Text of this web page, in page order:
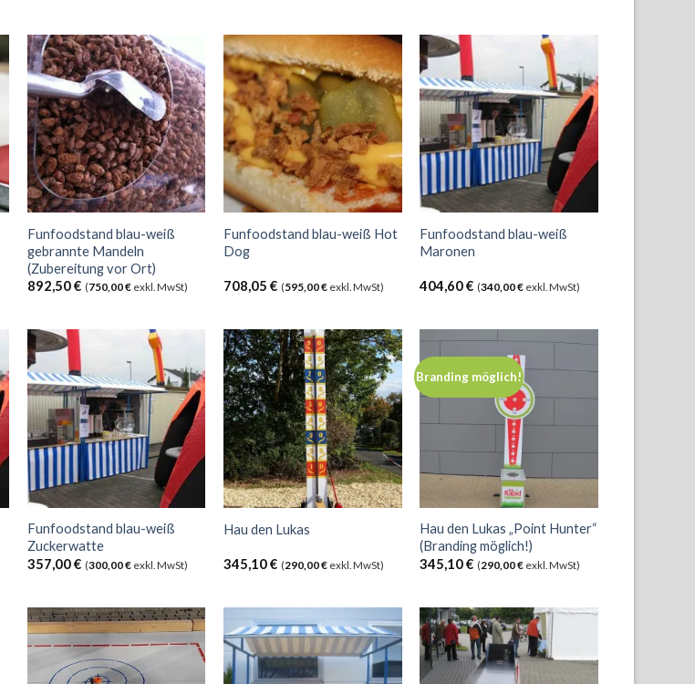
Funfoodstand blau-weiß
gebrannte Mandeln
(Zubereitung vor Ort)
892,50€ (750,00€exkl. MwSt)
Funfoodstand blau-weiß Hot
Dog
708,05 € (595,00€exkl. MwSt)
Funfoodstand blau-weiß
Maronen
404,60€ (340,00€ exkl. MwSt)
Funfoodstand blau-weiß
Zuckerwatte
357,00€ (300,00€exkl. MwSt)
Hau den Lukas
345,10€ (290,00€exkl. MwSt)
Branding möglich!
Hau den Lukas „Point Hunter“
(Branding möglich!)
345,10€ (290,00€ exkl. MwSt)